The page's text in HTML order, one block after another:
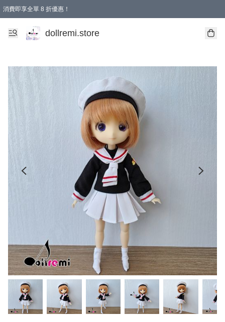
消費即享全單 8 折優惠！
購物滿 HKD 1500.00即享免運費優惠！（適用於 本地送貨、本地取貨、國際送貨 )
dollremi.store